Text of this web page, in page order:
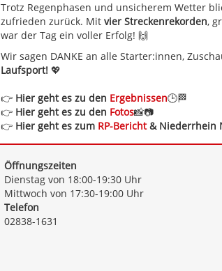
Trotz Regenphasen und unsicherem Wetter
zufrieden zurück. Mit vier Streckenrekorden,
war der Tag ein voller Erfolg! 🙌
Wir sagen DANKE an alle Starter:innen,
Laufsport! 💖
👉 Hier geht es zu den Ergebnissen🕒🏁
👉 Hier geht es zu den Fotos📸📷
👉 Hier geht es zum RP-Bericht& Niederrhein
Öffnungszeiten
Dienstag von 18:00-19:30 Uhr
Mittwoch von 17:30-19:00 Uhr
Telefon
02838-1631